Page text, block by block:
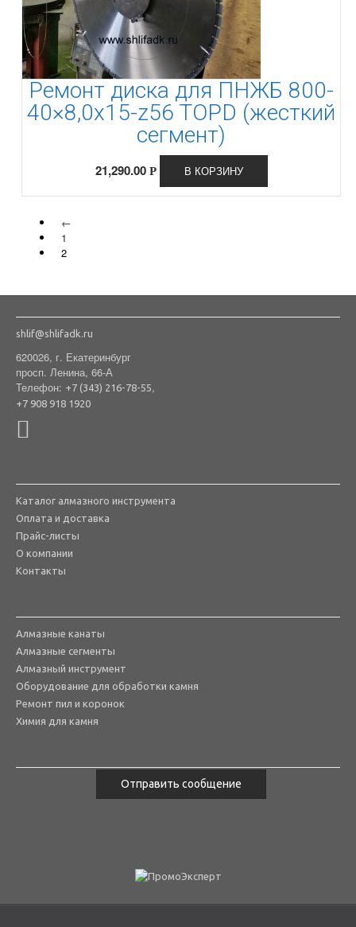
Ремонт диска для ПНЖБ 800-
40×8,0x15-z56 TOPD (жесткий
сегмент)
21,290.00 Р В КОРЗИНУ
←
1
2
shlif@shlifadk.ru
620026, г. Екатеринбург
просп. Ленина, 66-А
Телефон: +7 (343) 216-78-55,
+7 908 918 1920
Каталог алмазного инструмента
Оплата и доставка
Прайс-листы
О компании
Контакты
Алмазные канаты
Алмазные сегменты
Алмазный инструмент
Оборудование для обработки камня
Ремонт пил и коронок
Химия для камня
Отправить сообщение